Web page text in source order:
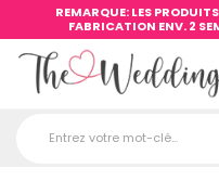
REMARQUE: LES
FABRICATION ENV. 2